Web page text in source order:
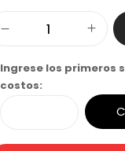
Ingrese los primeros
costos: